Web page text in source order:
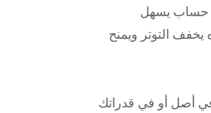
حساب يسهل
التوتر ويمنح
في أصل أو في قدراتك